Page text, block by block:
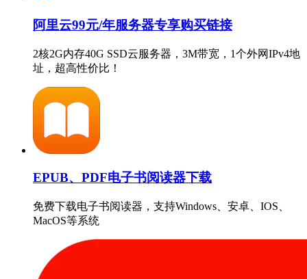
阿里云99元/年服务器专享购买链接
2核2G内存40G SSD云服务器，3M带宽，1个外网IPv4地
址，超高性价比！
EPUB、PDF电子书阅读器下载
免费下载电子书阅读器，支持Windows、安卓、IOS、
MacOS等系统